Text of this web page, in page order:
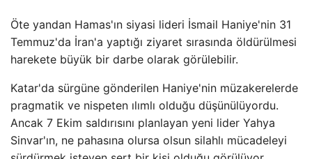
Öte yandan Hamas'ın siyasi lideri İsmail Haniye'nin 31
Temmuz'da İran'a yaptığı ziyaret sırasında öldürülmesi
harekete büyük bir darbe olarak görülebilir.
Katar'da sürgüne gönderilen Haniye'nin müzakerelerde
pragmatik ve nispeten ılımlı olduğu düşünülüyordu.
Ancak 7 Ekim saldırısını planlayan yeni lider Yahya
Sinvar'ın, ne pahasına olursa olsun silahlı mücadeleyi